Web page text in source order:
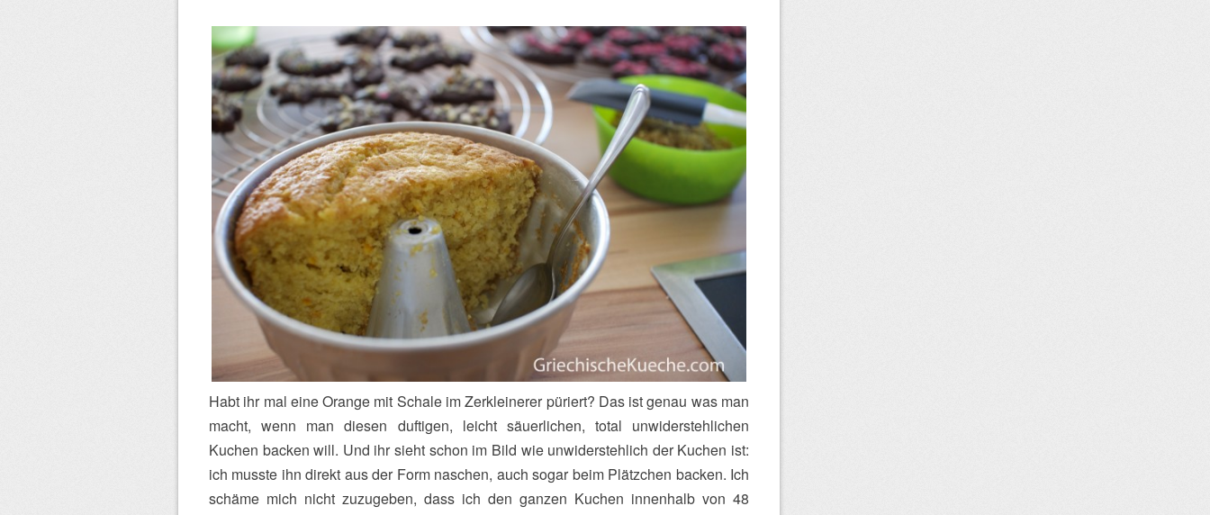
Habt ihr mal eine Orange mit Schale im Zerkleinerer püriert? Das ist genau was man
macht, wenn man diesen duftigen, leicht säuerlichen, total unwiderstehlichen
Kuchen backen will. Und ihr sieht schon im Bild wie unwiderstehlich der Kuchen ist:
ich musste ihn direkt aus der Form naschen, auch sogar beim Plätzchen backen. Ich
schäme mich nicht zuzugeben, dass ich den ganzen Kuchen innenhalb von 48